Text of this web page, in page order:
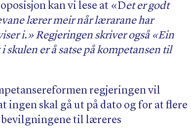
kan vi lese at «Det er godt
lærer meir når lærarane har
i.» Regjeringen skriverogså «Ein
er å satse på kompetansen til
regjeringen vil
ingen skal gå ut på dato og for at flere
bevilgningene til læreres